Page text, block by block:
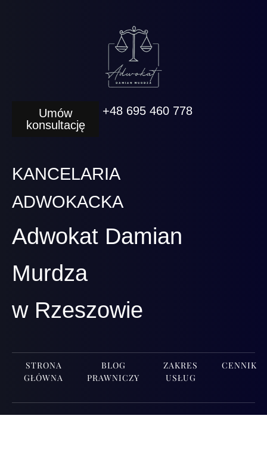
Umów
konsultację
+48 695 460 778
KANCELARIA
ADWOKACKA
Adwokat Damian
Murdza
w Rzeszowie
STRONA
GŁÓWNA
BLOG
PRAWNICZY
ZAKRES
USŁUG
CENNIK